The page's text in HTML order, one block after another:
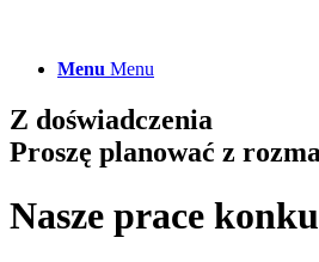
Menu Menu
Z doświadczenia
Proszę planować z
Nasze prace